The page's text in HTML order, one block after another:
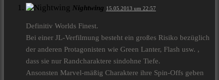
Nightwing 15.05.2013 um 22:57
Definitiv Worlds Finest.
Bei einer JL-Verfilmung besteht ein großes Risiko bezüglich
der anderen Protagonisten wie Green Lanter, Flash usw. ,
dass sie nur Randcharaktere sindohne Tiefe.
Ansonsten Marvel-mäßig Charaktere ihre Spin-Offs geben